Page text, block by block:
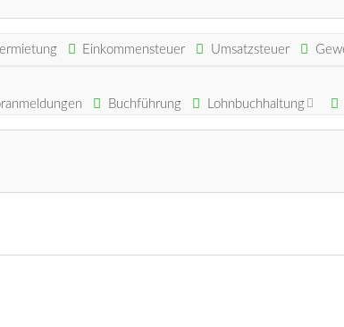
Einkommensteuer Umsatzsteuer
Buchführung Lohnbuchhaltung